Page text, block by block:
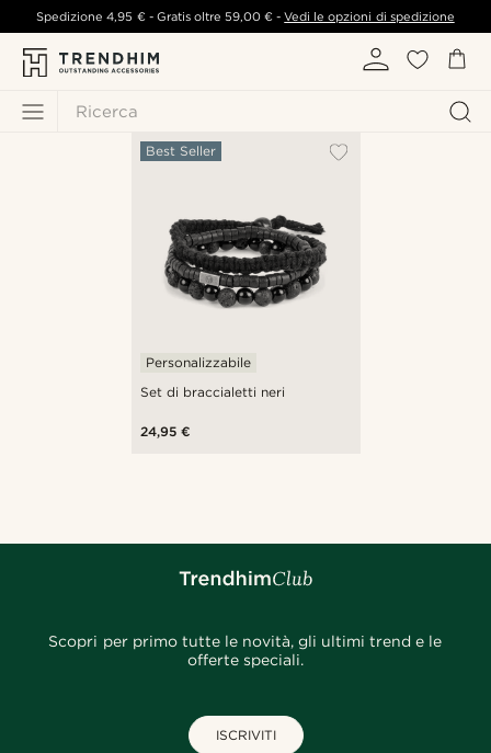
Ricerca
Spedizione4,95 €- Gratis oltre 59,00 € -Vedi le opzioni di spedizione
Set di braccialetti neri
Best Seller
Personalizzabile
24,95 €
Scopri per primo tutte le novità, gli ultimi trend e le
offerte speciali.
ISCRIVITI